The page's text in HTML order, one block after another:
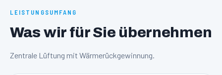
LEISTUNGSUMFANG
Was wir für Sie übernehmen
Zentrale Lüftung mit Wärmerückgewinnung.